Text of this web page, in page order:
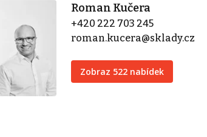
Roman Kučera
+420 222 703 245
roman.kucera@sklady.cz
Zobraz 522 nabídek